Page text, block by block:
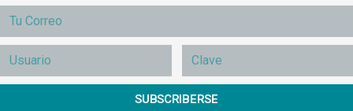
SUBSCRIBERSE